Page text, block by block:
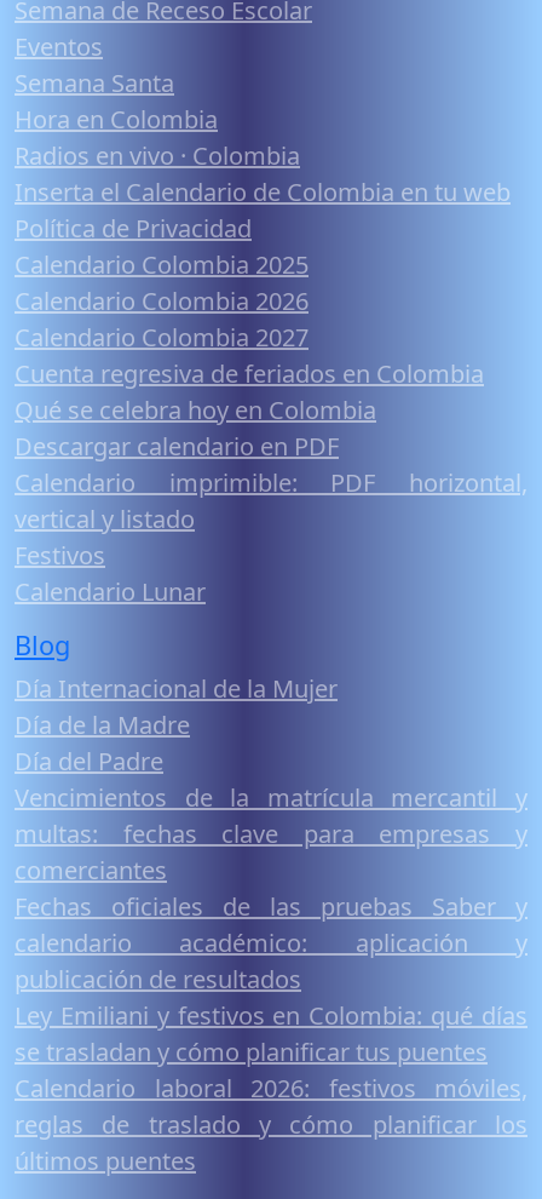
Semana de Receso Escolar
Eventos
Semana Santa
Hora en Colombia
Radios en vivo · Colombia
Inserta el Calendario de Colombia en tu web
Política de Privacidad
Calendario Colombia 2025
Calendario Colombia 2026
Calendario Colombia 2027
Cuenta regresiva de feriados en Colombia
Qué se celebra hoy en Colombia
Descargar calendario en PDF
Calendario imprimible: PDF horizontal,
vertical y listado
Festivos
Calendario Lunar
Blog
Día Internacional de la Mujer
Día de la Madre
Día del Padre
Vencimientos de la matrícula mercantil y
multas: fechas clave para empresas y
comerciantes
Fechas oficiales de las pruebas Saber y
calendario académico: aplicación y
publicación de resultados
Ley Emiliani y festivos en Colombia: qué días
se trasladan y cómo planificar tus puentes
Calendario laboral 2026: festivos móviles,
reglas de traslado y cómo planificar los
últimos puentes